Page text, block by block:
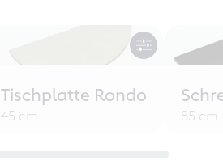
Tischplatte Rondo
45 cm 85 cm